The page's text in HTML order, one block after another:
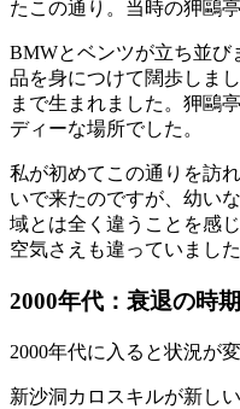
たこの通り。当時の狎鷗
BMWとベンツが立ち並び
品を身につけて闊歩しま
まで生まれました。狎鷗
ディーな場所でした。
私が初めてこの通りを訪
いで来たのですが、幼い
域とは全く違うことを感
空気さえも違っていました
2000年代：衰退の時期
2000年代に入ると状況が
新沙洞カロスキルが新し